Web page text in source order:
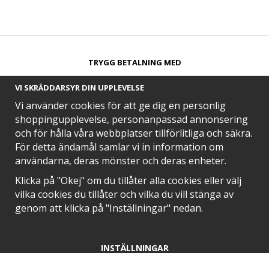
TRYGG BETALNING MED​
SNABB LEVERANS MED
EN DEL AV
VI SKRÄDDARSYR DIN UPPLEVELSE
Vi använder cookies för att ge dig en personlig
shoppingupplevelse, personanpassad annonsering
och för hålla våra webbplatser tillförlitliga och säkra.
För detta ändamål samlar vi in information om
användarna, deras mönster och deras enheter.
Klicka på "Okej" om du tillåter alla cookies eller välj
vilka cookies du tillåter och vilka du vill stänga av
genom att klicka på "Inställningar" nedan.
INSTÄLLNINGAR